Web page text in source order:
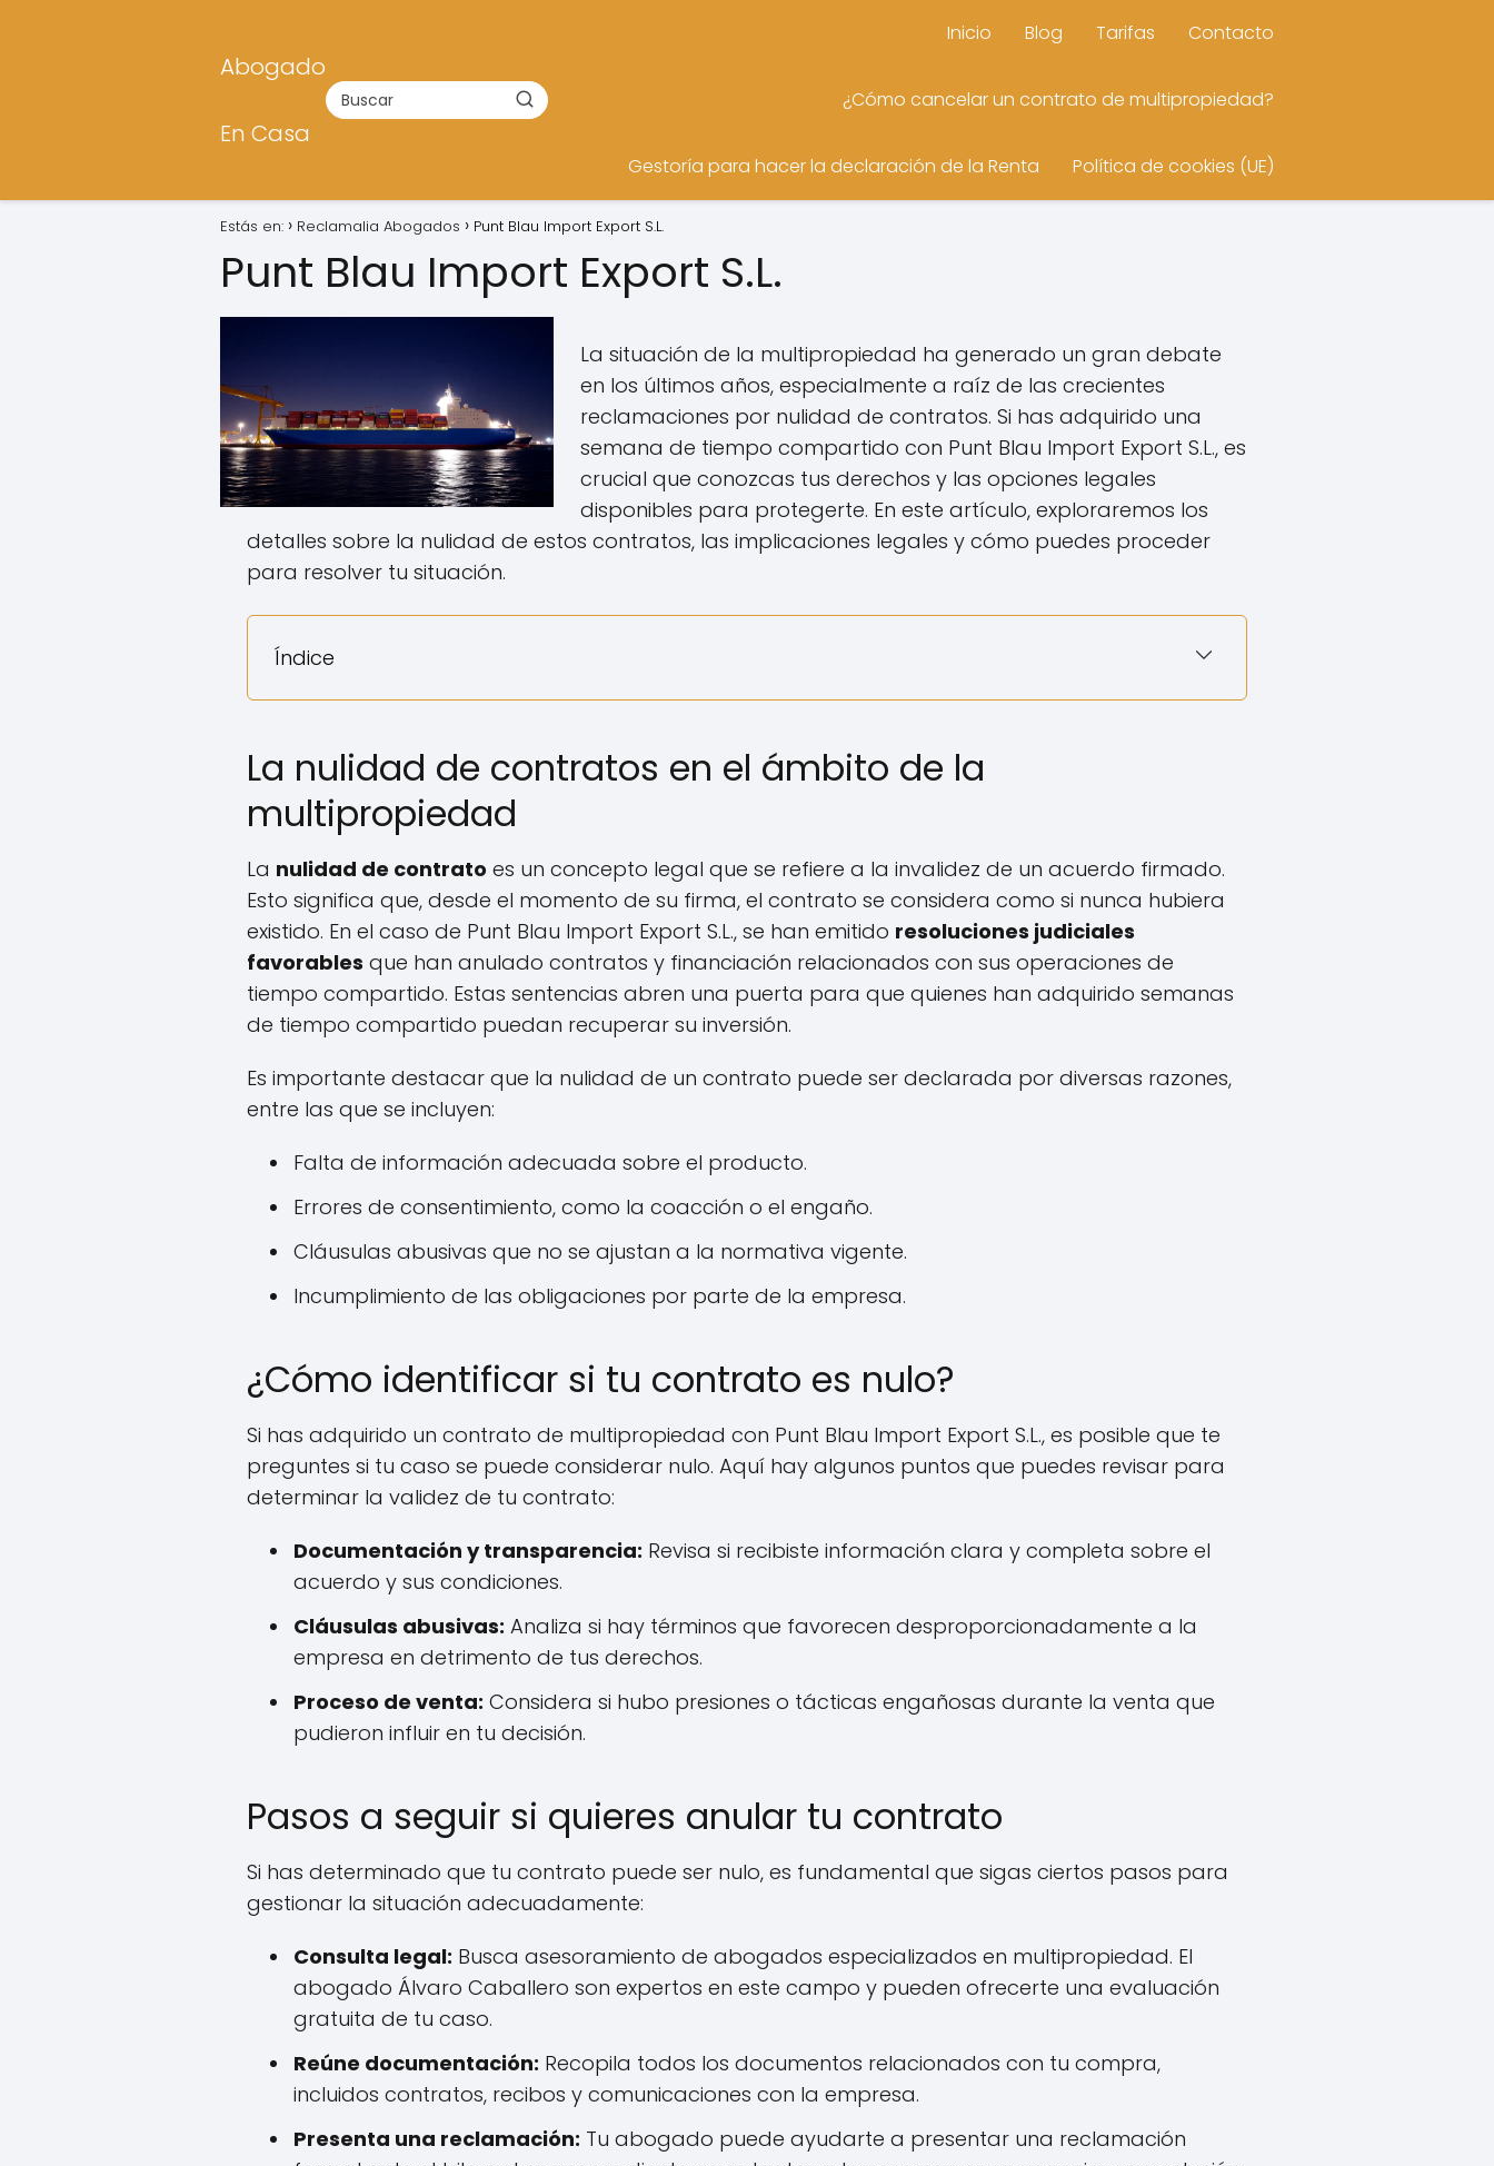
Abogado
En Casa
Inicio Blog Tarifas Contacto
¿Cómo cancelar un contrato de multipropiedad?
Gestoría para hacer la declaración de la Renta Política de cookies (UE)
Estás en: Reclamalia Abogados Punt Blau Import Export S.L.
Punt Blau Import Export S.L.
La situación de la multipropiedad ha generado un gran debate
en los últimos años, especialmente a raíz de las crecientes
reclamaciones por nulidad de contratos. Si has adquirido una
semana de tiempo compartido con Punt Blau Import Export S.L., es
crucial que conozcas tus derechos y las opciones legales
disponibles para protegerte. En este artículo, exploraremos los
detalles sobre la nulidad de estos contratos, las implicaciones legales y cómo puedes proceder
para resolver tu situación.
Índice
La nulidad de contratos en el ámbito de la
multipropiedad
La nulidad de contrato es un concepto legal que se refiere a la invalidez de un acuerdo firmado.
Esto significa que, desde el momento de su firma, el contrato se considera como si nunca hubiera
existido. En el caso de Punt Blau Import Export S.L., se han emitido resoluciones judiciales
favorables que han anulado contratos y financiación relacionados con sus operaciones de
tiempo compartido. Estas sentencias abren una puerta para que quienes han adquirido semanas
de tiempo compartido puedan recuperar su inversión.
Es importante destacar que la nulidad de un contrato puede ser declarada por diversas razones,
entre las que se incluyen:
Falta de información adecuada sobre el producto.
Errores de consentimiento, como la coacción o el engaño.
Cláusulas abusivas que no se ajustan a la normativa vigente.
Incumplimiento de las obligaciones por parte de la empresa.
¿Cómo identificar si tu contrato es nulo?
Si has adquirido un contrato de multipropiedad con Punt Blau Import Export S.L., es posible que te
preguntes si tu caso se puede considerar nulo. Aquí hay algunos puntos que puedes revisar para
determinar la validez de tu contrato:
Documentación y transparencia: Revisa si recibiste información clara y completa sobre el
acuerdo y sus condiciones.
Cláusulas abusivas: Analiza si hay términos que favorecen desproporcionadamente a la
empresa en detrimento de tus derechos.
Proceso de venta: Considera si hubo presiones o tácticas engañosas durante la venta que
pudieron influir en tu decisión.
Pasos a seguir si quieres anular tu contrato
Si has determinado que tu contrato puede ser nulo, es fundamental que sigas ciertos pasos para
gestionar la situación adecuadamente:
Consulta legal: Busca asesoramiento de abogados especializados en multipropiedad. El
abogado Álvaro Caballero son expertos en este campo y pueden ofrecerte una evaluación
gratuita de tu caso.
Reúne documentación: Recopila todos los documentos relacionados con tu compra,
incluidos contratos, recibos y comunicaciones con la empresa.
Presenta una reclamación: Tu abogado puede ayudarte a presentar una reclamación